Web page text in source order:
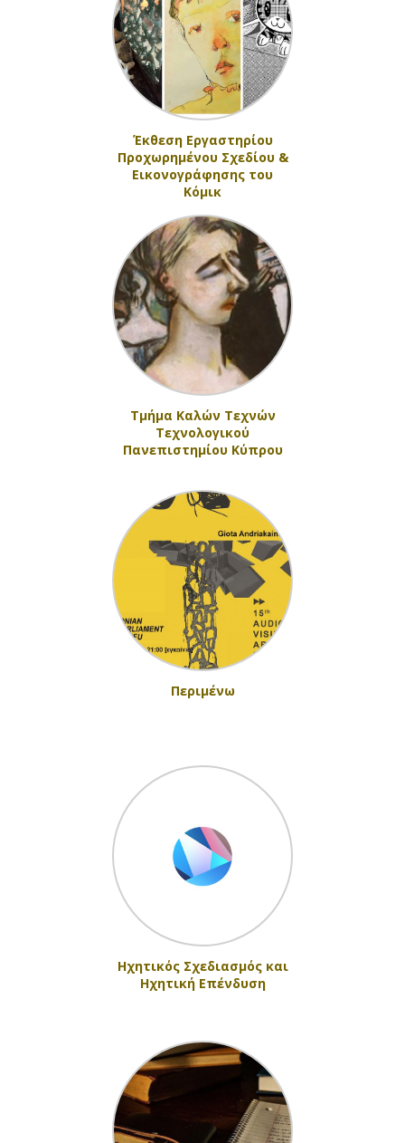
Έκθεση Εργαστηρίου
Προχωρημένου Σχεδίου &
Εικονογράφησης του
Κόμικ
Τμήμα Καλών Τεχνών
Τεχνολογικού
Πανεπιστημίου Κύπρου
Περιμένω
Ηχητικός Σχεδιασμός και
Ηχητική Επένδυση